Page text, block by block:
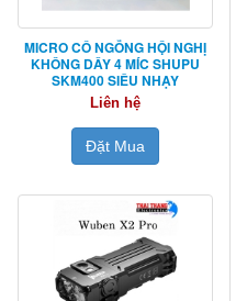
MICRO CỔ NGỖNG HỘI NGHỊ
KHÔNG DÂY 4 MÍC SHUPU
SKM400 SIÊU NHẠY
Liên hệ
Đặt Mua